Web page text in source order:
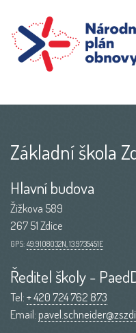
Základní škola
Hlavní budova
Žižkova 589
267 51 Zdice
GPS: 49.9108032N, 13.9735451E
Ředitel školy -
Tel:+ 420 724 762 873
Email: